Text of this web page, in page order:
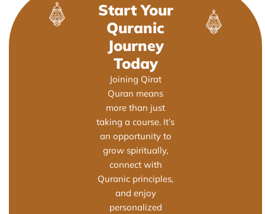
Start Your
Quranic
Journey
Today
Joining Qirat
Quran means
more than just
taking a course. It’s
an opportunity to
grow spiritually,
connect with
Quranic principles,
and enjoy
personalized